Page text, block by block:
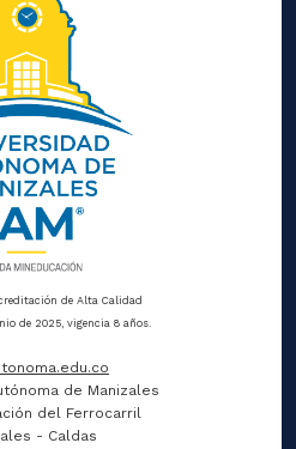
de Alta Calidad
de 2025, vigencia 8 años.
de Manizales
del Ferrocarril
- Caldas